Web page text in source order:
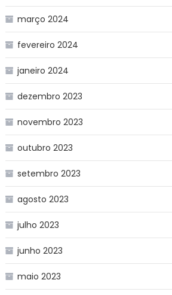
março 2024
fevereiro 2024
janeiro 2024
dezembro 2023
novembro 2023
outubro 2023
setembro 2023
agosto 2023
julho 2023
junho 2023
maio 2023